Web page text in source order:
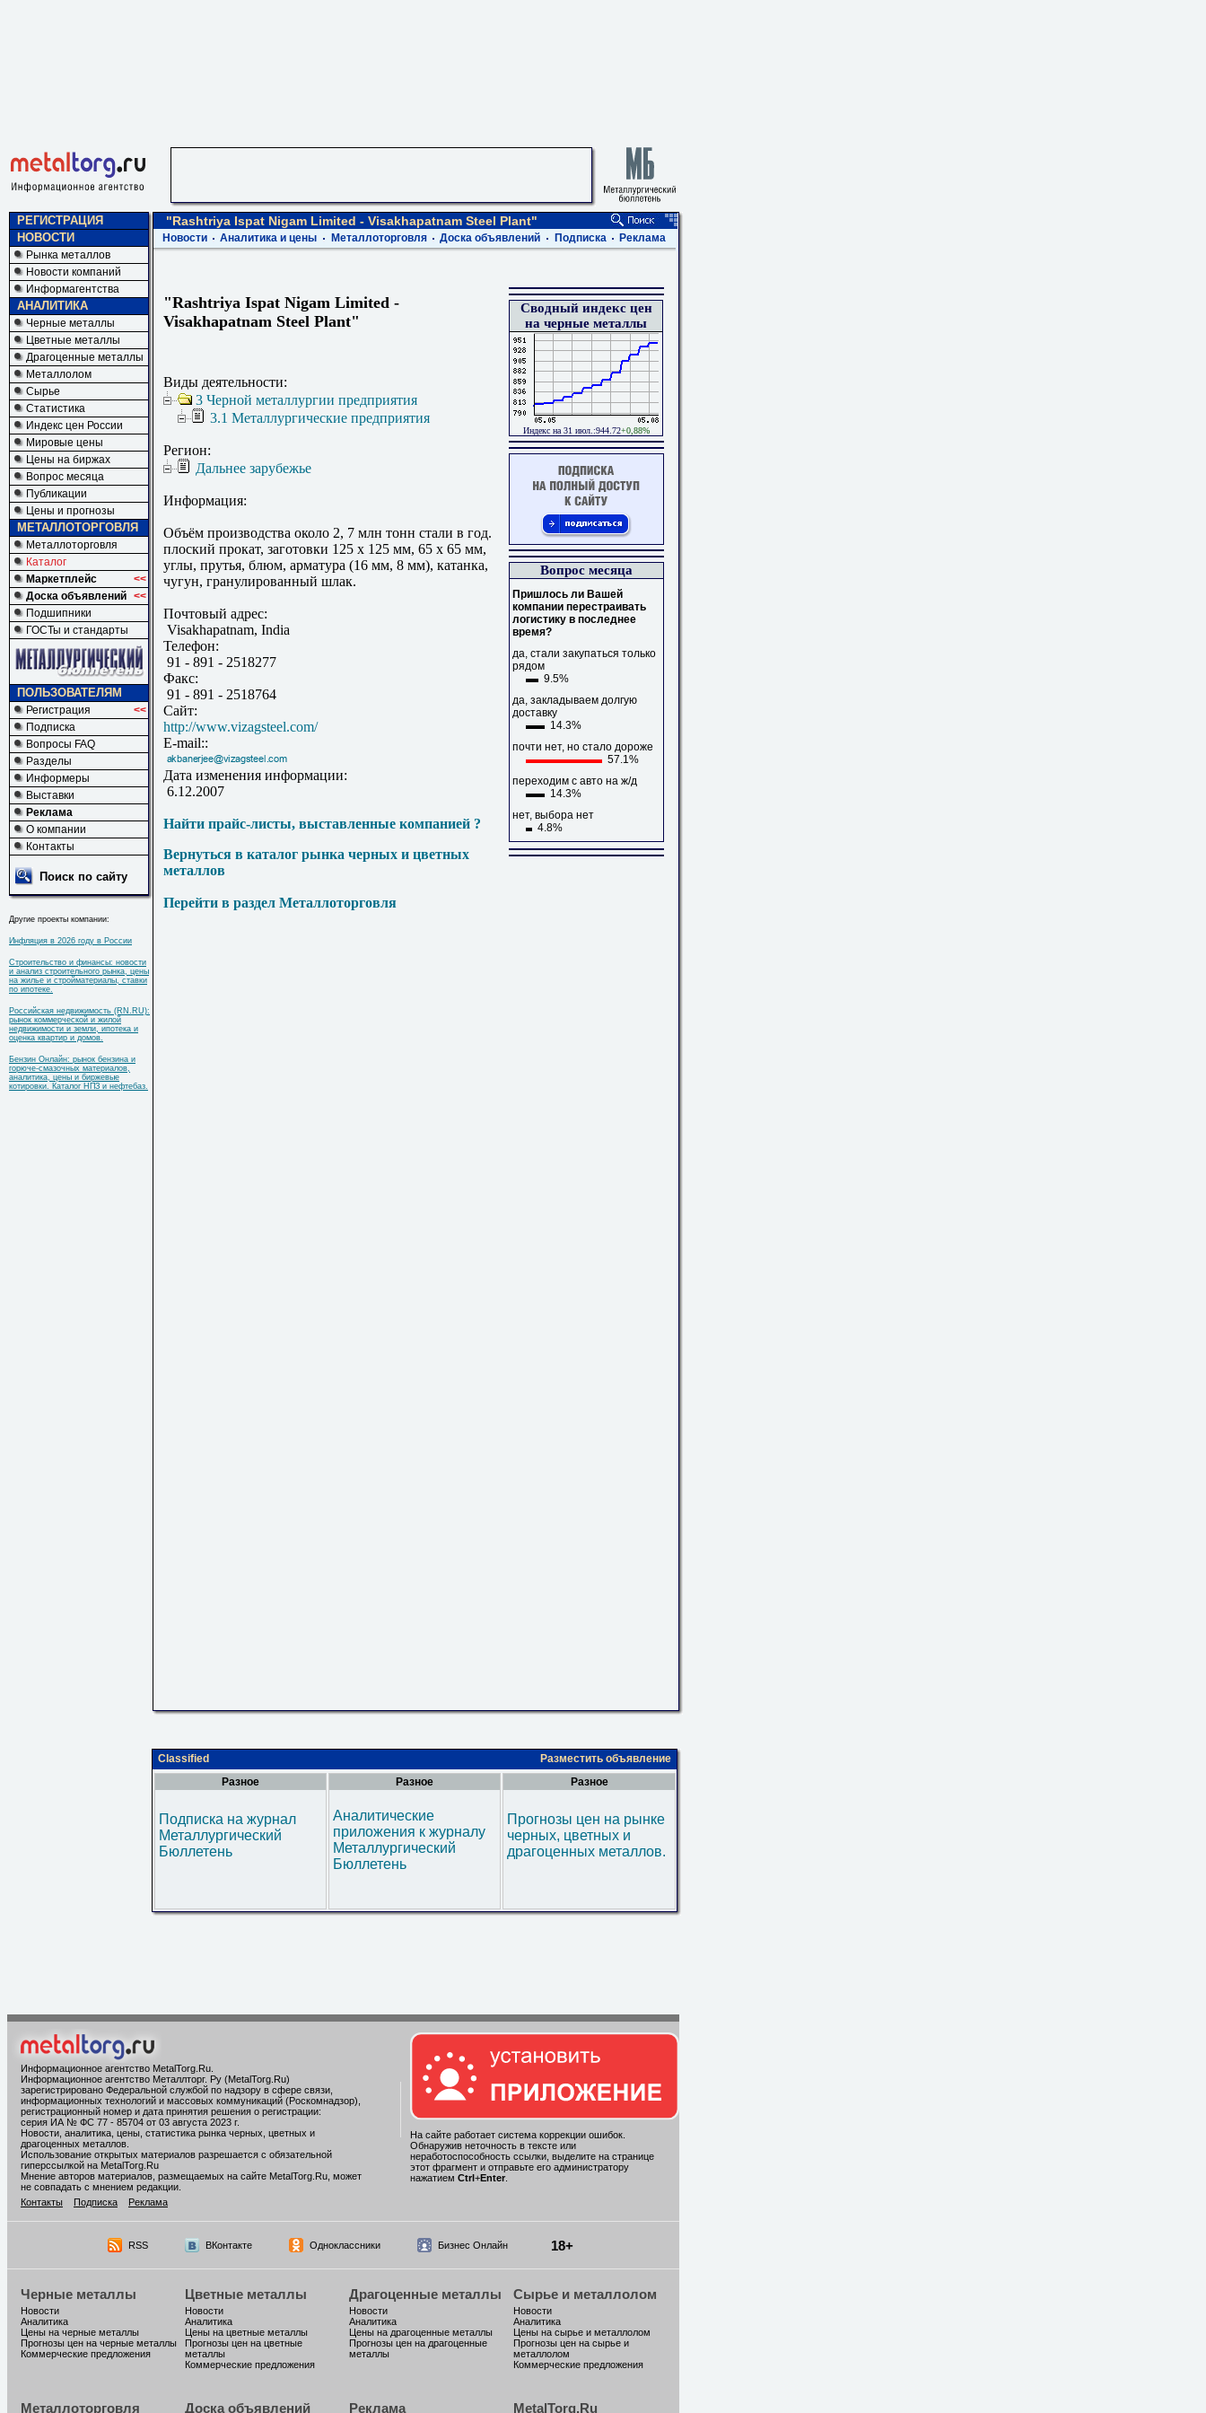
РЕГИСТРАЦИЯ
НОВОСТИ
Рынка металлов
Новости компаний
Информагентства
АНАЛИТИКА
Черные металлы
Цветные металлы
Драгоценные металлы
Металлолом
Сырье
Статистика
Индекс цен России
Мировые цены
Цены на биржах
Вопрос месяца
Публикации
Цены и прогнозы
МЕТАЛЛОТОРГОВЛЯ
Металлоторговля
Каталог
Маркетплейс
<<
Доска объявлений <<
Подшипники
ГОСТы и стандарты
ПОЛЬЗОВАТЕЛЯМ
Регистрация
<<
Подписка
Вопросы FAQ
Разделы
Информеры
Выставки
Реклама
О компании
Контакты
Поиск по сайту
Другие проекты компании:
Инфляция в 2026 году в России
Строительство и финансы: новости
и анализ строительного рынка, цены
на жилье и стройматериалы, ставки
по ипотеке.
Российская недвижимость (RN.RU):
рынок коммерческой и жилой
недвижимости и земли, ипотека и
оценка квартир и домов.
Бензин Онлайн: рынок бензина и
горюче-смазочных материалов,
аналитика, цены и биржевые
котировки. Каталог НПЗ и нефтебаз.
"Rashtriya Ispat Nigam Limited - Visakhapatnam Steel Plant"
Новости Аналитика и цены Металлоторговля Доска объявлений Подписка Реклама
"Rashtriya Ispat Nigam Limited -
Visakhapatnam Steel Plant"
Виды деятельности:
3 Черной металлургии предприятия
3.1 Металлургические предприятия
Регион:
Дальнее зарубежье
Информация:
Объём производства около 2, 7 млн тонн стали в год.
плоский прокат, заготовки 125 x 125 мм, 65 x 65 мм,
углы, прутья, блюм, арматура (16 мм, 8 мм), катанка,
чугун, гранулированный шлак.
Почтовый адрес:
Visakhapatnam, India
Телефон:
91 - 891 - 2518277
Факс:
91 - 891 - 2518764
Сайт:
http://www.vizagsteel.com/
E-mail::
Дата изменения информации:
6.12.2007
Найти прайс-листы, выставленные компанией ?
Вернуться в каталог рынка черных и цветных
металлов
Перейти в раздел Металлоторговля
Сводный индекс цен
на черные металлы
Индекс на 31 июл.:944.72+0,88%
Вопрос месяца
Пришлось ли Вашей
компании перестраивать
логистику в последнее
время?
да, стали закупаться только
рядом
9.5%
да, закладываем долгую
доставку
14.3%
почти нет, но стало дороже
57.1%
переходим с авто на ж/д
14.3%
нет, выбора нет
4.8%
Classified
Разместить объявление
Разное
Подписка на журнал
Металлургический
Бюллетень
Разное
Аналитические
приложения к журналу
Металлургический
Бюллетень
Разное
Прогнозы цен на рынке
черных, цветных и
драгоценных металлов.
Информационное агентство MetalTorg.Ru
Информационное агентство Металлторг. Ру (MetalTorg.Ru)
зарегистрировано Федеральной службой по надзору в сфере связи,
информационных технологий и массовых коммуникаций (Роскомнадзор),
регистрационный номер и дата принятия решения о регистрации:
серия ИА № ФС 77 - 85704 от 03 августа 2023 г.
Новости, аналитика, цены, статистика рынка черных, цветных и
драгоценных металлов.
Использование открытых материалов разрешается с обязательной
гиперссылкой на MetalTorg.Ru
Мнение авторов материалов, размещаемых на сайте MetalTorg.Ru, может
не совпадать с мнением редакции.
Контакты
Подписка Реклама
На сайте работает система коррекции ошибок.
Обнаружив неточность в тексте или
неработоспособность ссылки, выделите на странице
этот фрагмент и отправьте его администратору
нажатием Ctrl +Enter.
RSS ВКонтакте Одноклассники Бизнес Онлайн 18+
Черные металлы
Новости
Аналитика
Цены на черные металлы
Прогнозы цен на черные металлы
Коммерческие предложения
Цветные металлы
Новости
Аналитика
Цены на цветные металлы
Прогнозы цен на цветные
металлы
Коммерческие предложения
Драгоценные металлы
Новости
Аналитика
Цены на драгоценные металлы
Прогнозы цен на драгоценные
металлы
Сырье и металлолом
Новости
Аналитика
Цены на сырье и металлолом
Прогнозы цен на сырье и
металлолом
Коммерческие предложения
Металлоторговля Доска объявлений Реклама MetalTorg.Ru